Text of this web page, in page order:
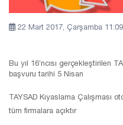
22 Mart 2017, Çarşamba 11:09
Bu yıl 16’ncısı gerçekleştirilen
başvuru tarihi 5 Nisan
TAYSAD Kıyaslama Çalışması
tüm firmalara açıktır